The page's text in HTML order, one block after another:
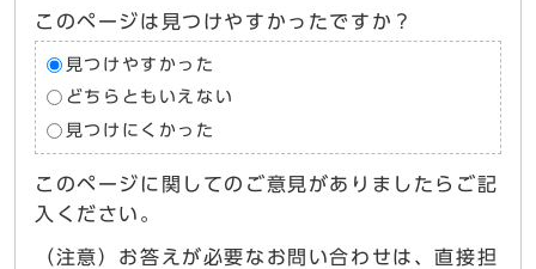
このページは見つけやすかったですか？
見つけやすかった
どちらともいえない
見つけにくかった
このページに関してのご意見がありましたらご記
入ください。
（注意）お答えが必要なお問い合わせは、直接担